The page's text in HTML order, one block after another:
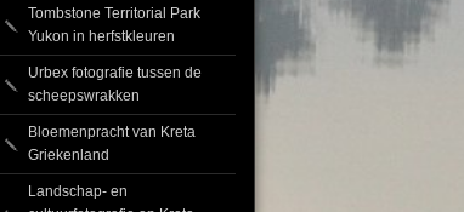
Tombstone Territorial Park
Yukon in herfstkleuren
Urbex fotografie tussen de
scheepswrakken
Bloemenpracht van Kreta
Griekenland
Landschap- en